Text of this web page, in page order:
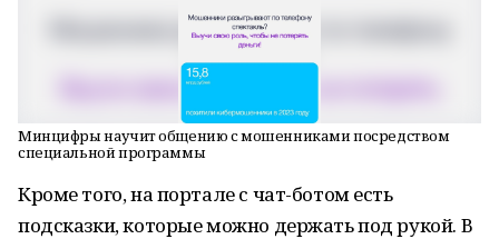
Минцифры научит общению с мошенниками посредством
специальной программы
Кроме того, на портале с чат-ботом есть
подсказки, которые можно держать под рукой. В